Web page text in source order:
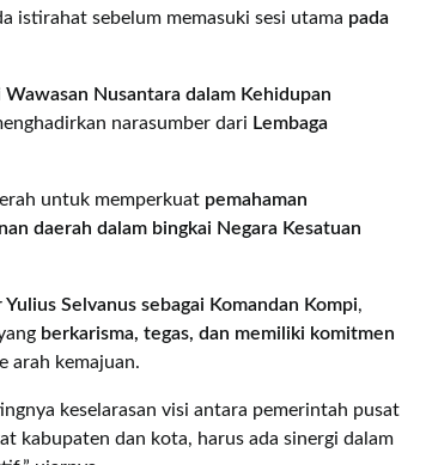
istirahat sebelum memasuki sesi utama pada
Wawasan Nusantara dalam Kehidupan
narasumber dari Lembaga
untuk memperkuat pemahaman
daerah dalam bingkai Negara Kesatuan
Selvanus sebagai Komandan Kompi,
berkarisma, tegas, dan memiliki komitmen
arah kemajuan.
keselarasan visi antara pemerintah pusat
kabupaten dan kota, harus ada sinergi dalam